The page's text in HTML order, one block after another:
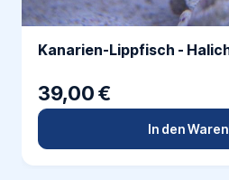
Kanarien-Lippfisch -
39,00 €
In den